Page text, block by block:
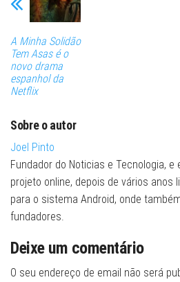
A Minha Solidão
Tem Asas é o
novo drama
espanhol da
Netflix
Sobre o autor
Joel Pinto
Fundador do Noticias e Tecnologia,
projeto online, depois de vários anos
para o sistema Android, onde
fundadores.
Deixe um comentário
O seu endereço de email não será